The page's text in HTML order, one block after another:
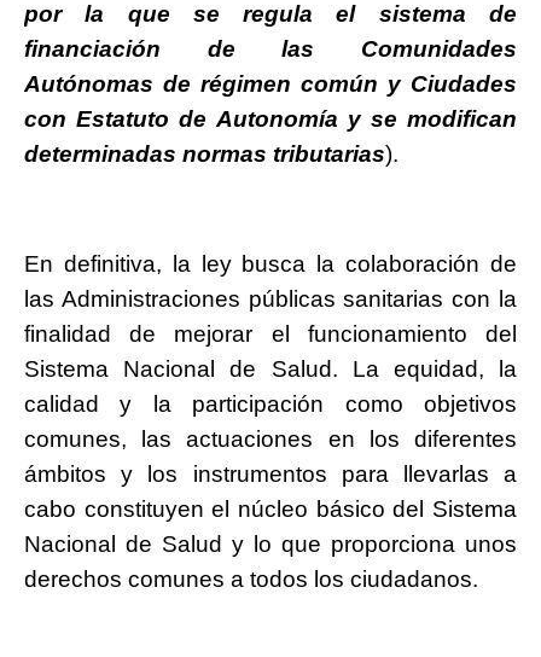
por la que se regula el sistema de
financiación de las Comunidades
Autónomas de régimen común y Ciudades
con Estatuto de Autonomía y se modifican
determinadas normas tributarias).
En definitiva, la ley busca la colaboración de
las Administraciones públicas sanitarias con la
finalidad de mejorar el funcionamiento del
Sistema Nacional de Salud. La equidad, la
calidad y la participación como objetivos
comunes, las actuaciones en los diferentes
ámbitos y los instrumentos para llevarlas a
cabo constituyen el núcleo básico del Sistema
Nacional de Salud y lo que proporciona unos
derechos comunes a todos los ciudadanos.